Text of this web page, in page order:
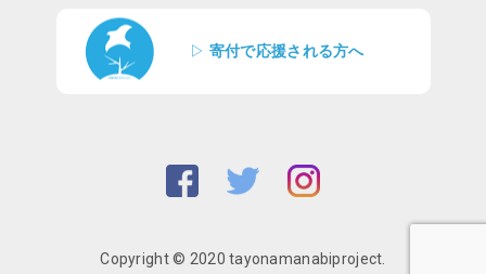
▷ 寄付で応援される方へ
Copyright © 2020 tayonamanabiproject.